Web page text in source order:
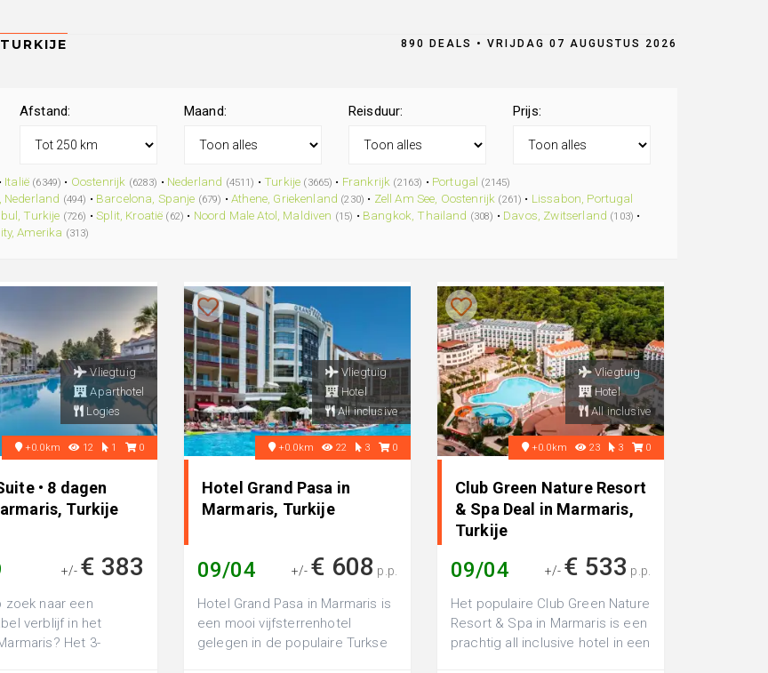
890 DEALS • VRIJDAG 07 AUGUSTUS 2026
Afstand: Maand: Reisduur: Prijs:
• Italië (6349) • Oostenrijk (6283) • Nederland (4511) • Turkije (3665) • Frankrijk (2163) • Portugal (2145)
Nederland (494) • Barcelona, Spanje (679) •Athene, Griekenland (230) • Zell Am See, Oostenrijk (261) • Lissabon, Portugal
Turkije (726) •Split, Kroatië (62) • Noord Male Atol, Maldiven (15) • Bangkok, Thailand (308) • Davos, Zwitserland (103) •
Amerika (313)
Vliegtuig
Aparthotel
Logies
+0.0km 12 1 0
• 8 dagen
Turkije
+/- € 383
zoek naar een
verblijf in het
Het 3-
Vliegtuig
Hotel
All inclusive
+0.0km 22 3 0
Hotel Grand Pasa in
Marmaris, Turkije
09/04 +/- € 608 p.p.
Hotel Grand Pasa in Marmaris is
een mooi vijfsterrenhotel
gelegen in de populaire Turkse
Vliegtuig
Hotel
All inclusive
+0.0km 23 3 0
Club Green Nature Resort
& Spa Deal in Marmaris,
Turkije
09/04 +/- € 533 p.p.
Het populaire Club Green Nature
Resort & Spa in Marmaris is een
prachtig all inclusive hotel in een